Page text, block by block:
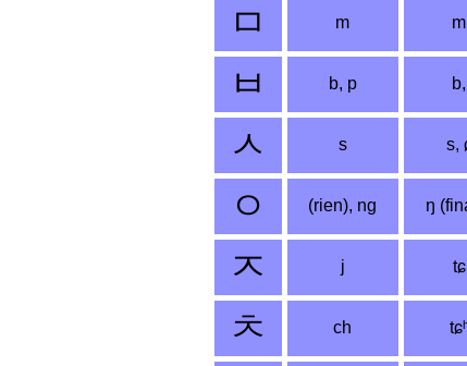
ㅁ m m
ㅂ b, p b,
ㅅ s s,
ㅇ (rien), ng ŋ
ㅈ j tɕ
ㅊ ch